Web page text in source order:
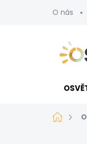
O nás
Domů